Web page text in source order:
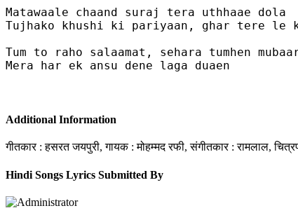
Matawaale chaand suraj tera uthhaae dola
Tujhako khushi ki pariyaan, ghar tere le
Tum to raho salaamat, sehara tumhen
Mera har ek ansu dene laga duaen
Additional Information
गीतकार : हसरत जयपुरी, गायक : मोहम्मद रफी, संगीतकार : रामलाल,
Hindi Songs Lyrics Submitted By